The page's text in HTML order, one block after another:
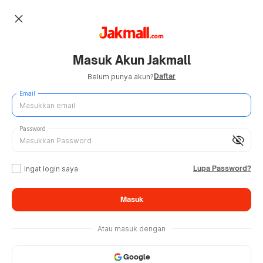
close
Masuk Akun Jakmall
Belum punya akun?Daftar
Email
visibility_off
Password
Ingat login saya Lupa Password?
Masuk
Atau masuk dengan
Google